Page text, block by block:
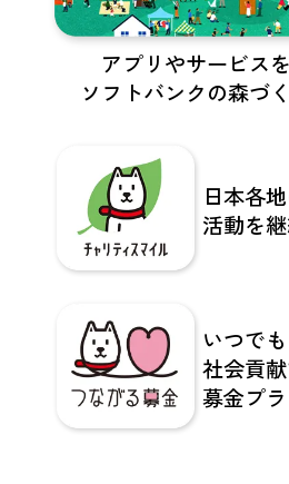
アプリやサービス
ソフトバンクの森づ
日本各
活動を​
いつで
社会貢
募金プ